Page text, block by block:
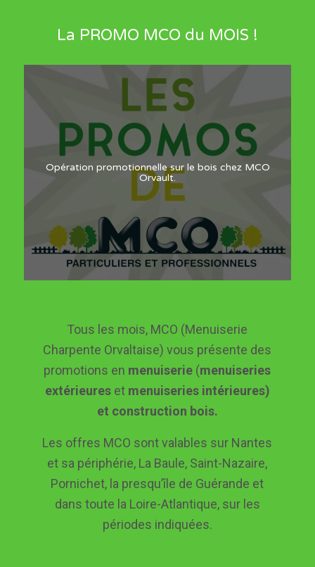
La PROMO MCO du MOIS !
Opération promotionnelle sur le bois chez MCO
Orvault.
Tous les mois, MCO (Menuiserie
Charpente Orvaltaise) vous présente des
promotions en menuiserie (menuiseries
extérieureset menuiseries intérieures)
et construction bois.
Les offres MCO sont valables sur Nantes
et sa périphérie, La Baule, Saint-Nazaire,
Pornichet, la presqu’île de Guérande et
dans toute la Loire-Atlantique, sur les
périodes indiquées.